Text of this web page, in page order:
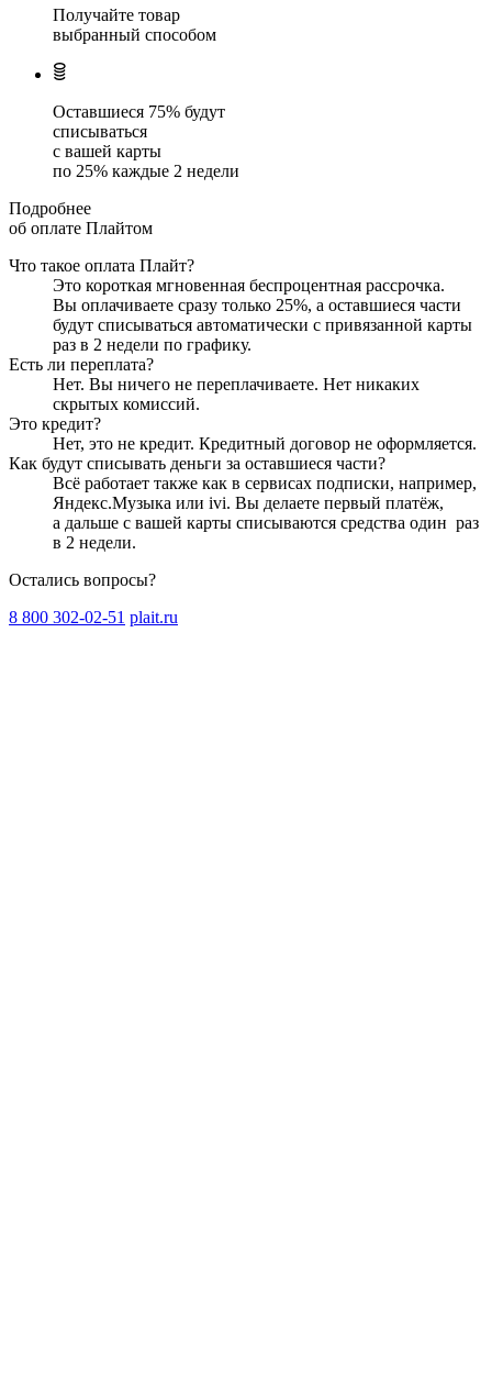
Получайте товар
выбранный способом
Оставшиеся 75% будут
списываться
с вашей карты
по 25% каждые 2 недели
Подробнее
об оплате Плайтом
Что такое оплата Плайт?
Это короткая мгновенная беспроцентная рассрочка.
Вы оплачиваете сразу только 25%, а оставшиеся части
будут списываться автоматически с привязанной карты
раз в 2 недели по графику.
Есть ли переплата?
Нет. Вы ничего не переплачиваете. Нет никаких
скрытых комиссий.
Это кредит?
Нет, это не кредит. Кредитный договор не оформляется.
Как будут списывать деньги за оставшиеся части?
Всё работает также как в сервисах подписки, например,
Яндекс.Музыка или ivi. Вы делаете первый платёж,
а дальше с вашей карты списываются средства один раз
в 2 недели.
Остались вопросы?
8 800 302-02-51 plait.ru